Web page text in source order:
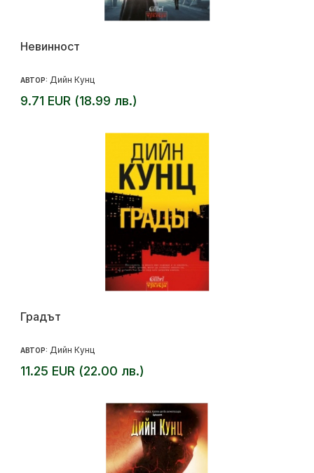
Невинност
АВТОР: Дийн Кунц
9.71 EUR (18.99 лв.)
Градът
АВТОР: Дийн Кунц
11.25 EUR (22.00 лв.)